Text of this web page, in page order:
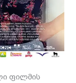
ფილმის